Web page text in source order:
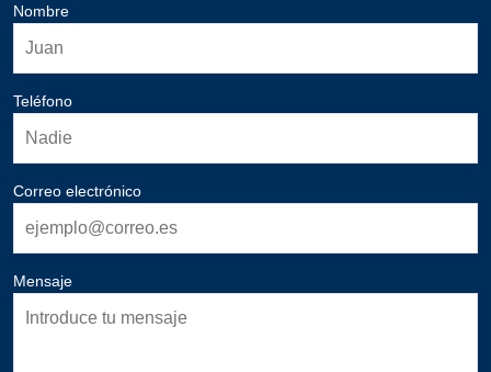
Nombre
Teléfono
Correo electrónico
Mensaje